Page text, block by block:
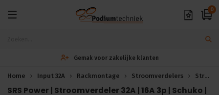
0
Gemak voor zakelijke klanten
Home Input 32A Rackmontage Stroomverdelers Stroomverdeling
SRS Power | Stroomverdeler 32A | 16A 3p | Schuko |